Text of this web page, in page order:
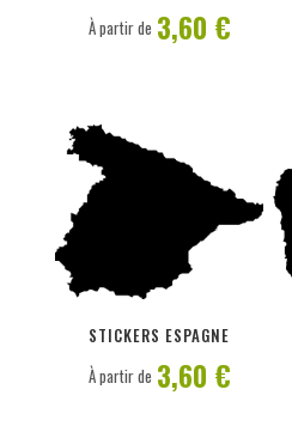
À partir de 3,60 €
STICKERS ESPAGNE
À partir de 3,60 €